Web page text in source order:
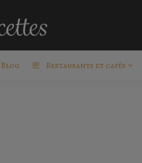
Blog Restaurants et cafés